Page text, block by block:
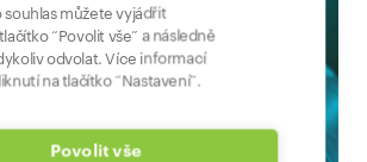
souhlas můžete vyjádřit
“Povolit vše” a následně
odvolat. Více informací
na tlačítko “Nastavení”.
Povolit vše